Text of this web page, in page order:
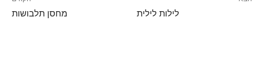
מחסן תלבושות לילות לילית